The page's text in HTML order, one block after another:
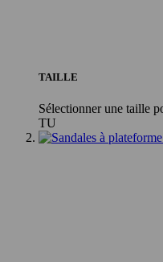
TAILLE
Sélectionner une taille
TU